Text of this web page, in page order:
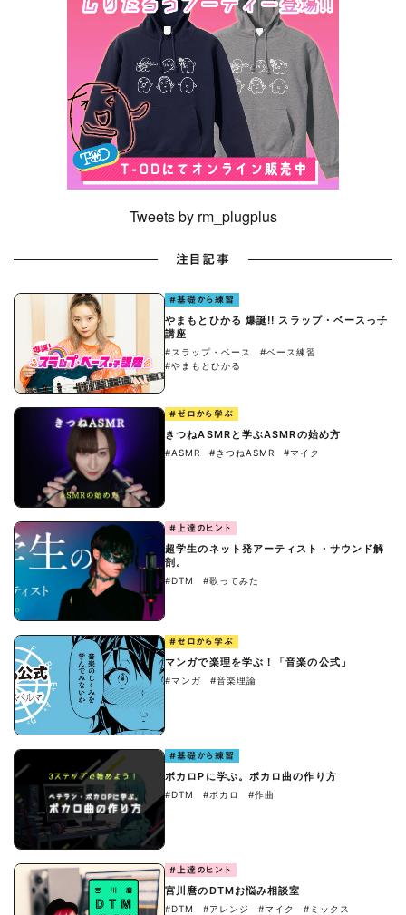
Tweets by rm_plugplus
注目記事
#基礎から練習
やまもとひかる 爆誕!! スラップ・ベースっ子
講座
#スラップ・ベース
#ベース練習
#やまもとひかる
#ゼロから学ぶ
きつねASMRと学ぶASMRの始め方
#ASMR #きつねASMR #マイク
#上達のヒント
超学生のネット発アーティスト・サウンド解
剖。
#DTM #歌ってみた
#ゼロから学ぶ
マンガで楽理を学ぶ！「音楽の公式」
#マンガ #音楽理論
#基礎から練習
ボカロPに学ぶ。ボカロ曲の作り方
#DTM #ボカロ #作曲
#上達のヒント
宮川麿のDTMお悩み相談室
#DTM #アレンジ #マイク
#ミックス